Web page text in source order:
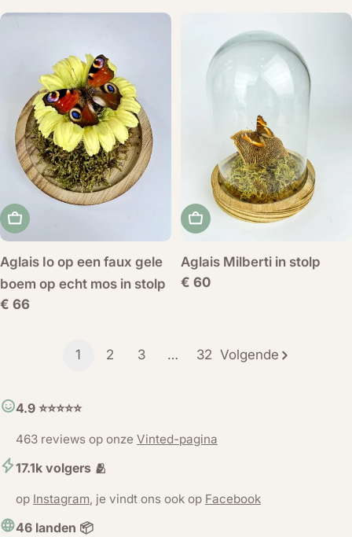
prijs
Voeg toe aan winkelwagen
Aglais Io op een faux gele
boem op echt mos in stolp
Normale
€ 66
Voeg toe aan
Aglais Milberti in stolp
Normale
€ 60
1 2 3 … 32 Volgende
4.9 ⭐️⭐️⭐️⭐️⭐️
463 reviews op onze Vinted-pagina
17.1k volgers 🫂
op Instagram, je vindt ons ook op Facebook
46 landen 📦